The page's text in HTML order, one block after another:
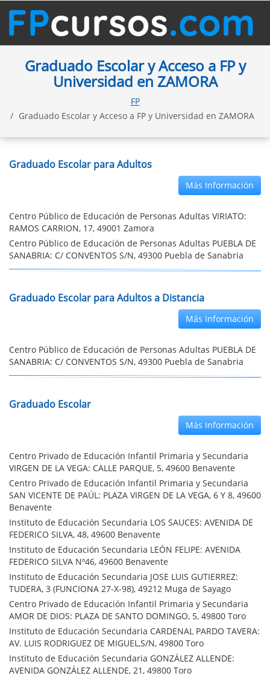
Graduado Escolar y Acceso a FP y
Universidad en ZAMORA
FP
Graduado Escolar y Acceso a FP y Universidad en ZAMORA
Graduado Escolar para Adultos
Más Información
Centro Público de Educación de Personas Adultas VIRIATO:
RAMOS CARRION, 17, 49001 Zamora
Centro Público de Educación de Personas Adultas PUEBLA DE
SANABRIA: C/ CONVENTOS S/N, 49300 Puebla de Sanabria
Graduado Escolar para Adultos a Distancia
Más Información
Centro Público de Educación de Personas Adultas PUEBLA DE
SANABRIA: C/ CONVENTOS S/N, 49300 Puebla de Sanabria
Graduado Escolar
Más Información
Centro Privado de Educación Infantil Primaria y Secundaria
VIRGEN DE LA VEGA: CALLE PARQUE, 5, 49600 Benavente
Centro Privado de Educación Infantil Primaria y Secundaria
SAN VICENTE DE PAÚL: PLAZA VIRGEN DE LA VEGA, 6 Y 8, 49600
Benavente
Instituto de Educación Secundaria LOS SAUCES: AVENIDA DE
FEDERICO SILVA, 48, 49600 Benavente
Instituto de Educación Secundaria LEÓN FELIPE: AVENIDA
FEDERICO SILVA Nº46, 49600 Benavente
Instituto de Educación Secundaria JOSE LUIS GUTIERREZ:
TUDERA, 3 (FUNCIONA 27-X-98), 49212 Muga de Sayago
Centro Privado de Educación Infantil Primaria y Secundaria
AMOR DE DIOS: PLAZA DE SANTO DOMINGO, 5, 49800 Toro
Instituto de Educación Secundaria CARDENAL PARDO TAVERA:
AV. LUIS RODRIGUEZ DE MIGUEL,S/N, 49800 Toro
Instituto de Educación Secundaria GONZÁLEZ ALLENDE:
AVENIDA GONZÁLEZ ALLENDE, 21, 49800 Toro